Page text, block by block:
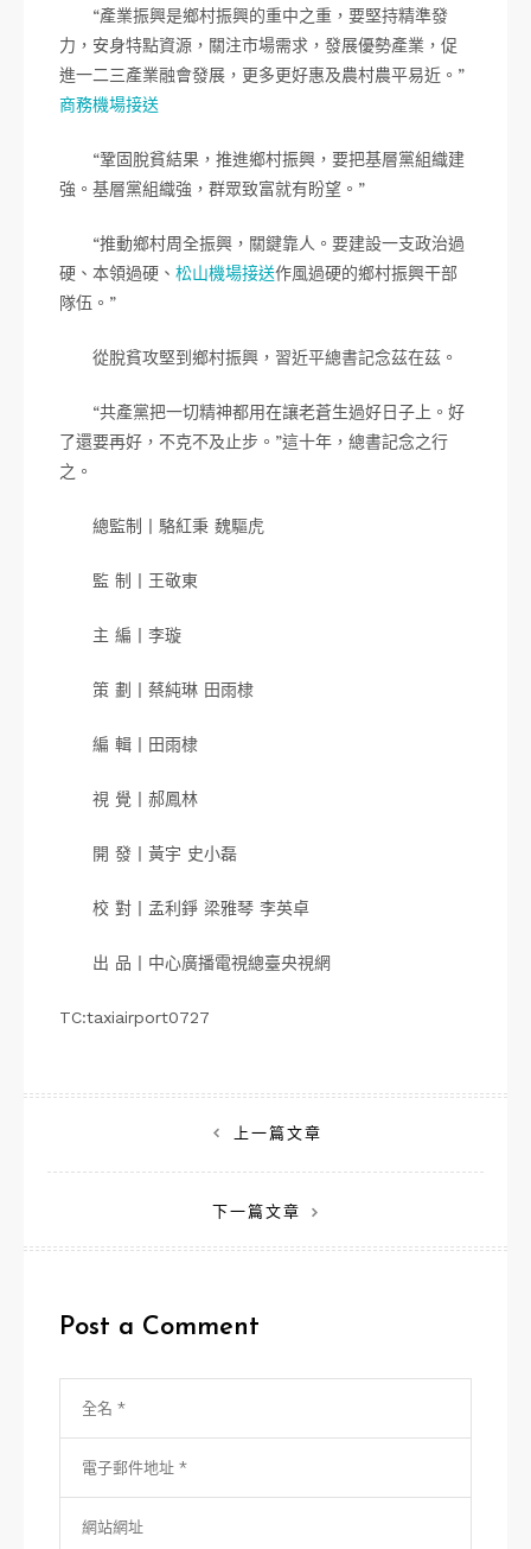
“產業振興是鄉村振興的重中之重，要堅持精準發
力，安身特點資源，關注市場需求，發展優勢產業，促
進一二三產業融會發展，更多更好惠及農村農平易近。”
商務機場接送
“鞏固脫貧結果，推進鄉村振興，要把基層黨組織建
強。基層黨組織強，群眾致富就有盼望。”
“推動鄉村周全振興，關鍵靠人。要建設一支政治過
硬、本領過硬、 松山機場接送作風過硬的鄉村振興干部
隊伍。”
從脫貧攻堅到鄉村振興，習近平總書記念茲在茲。
“共產黨把一切精神都用在讓老蒼生過好日子上。好
了還要再好，不克不及止步。”這十年，總書記念之行
之。
總監制丨駱紅秉 魏驅虎
監 制丨王敬東
主 編丨李璇
策 劃丨蔡純琳 田雨棣
編 輯丨田雨棣
視 覺丨郝鳳林
開 發丨黃宇 史小磊
校 對丨孟利錚 梁雅琴 李英卓
出 品丨中心廣播電視總臺央視網
TC:taxiairport0727
章
上一篇文章
下一篇文章
Post a Comment